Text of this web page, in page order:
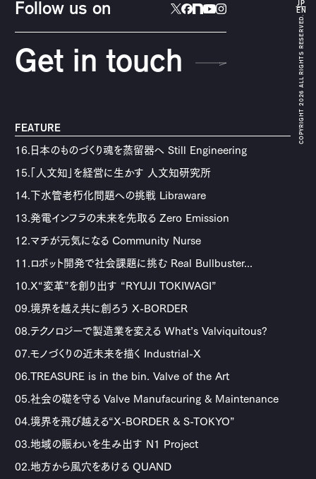
Follow us on
Get in touch
FEATURE
16.日本のものづくり魂を蒸留器へ Still Engineering
15.「人文知」を経営に生かす 人文知研究所
14.下水管老朽化問題への挑戦 Libraware
13.発電インフラの未来を先取る Zero Emission
12.マチが元気になる Community Nurse
11.ロボット開発で社会課題に挑む Real Bullbuster...
10.X“変革”を創り出す “RYUJI TOKIWAGI”
09.境界を越え共に創ろう X-BORDER
08.テクノロジーで製造業を変える What’s Valviquitous?
07.モノづくりの近未来を描く Industrial-X
06.TREASURE is in the bin. Valve of the Art
05.社会の礎を守る Valve Manufacuring & Maintenance
04.境界を飛び越える“X-BORDER & S-TOKYO”
03.地域の賑わいを生み出す N1 Project
02.地方から風穴をあける QUAND
JP
EN
COPYRIGHT 2026 ALL RIGHTS RESERVED.